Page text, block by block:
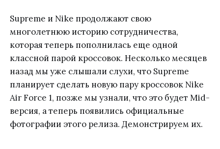
Supreme и Nike продолжают свою
многолетнюю историю сотрудничества,
которая теперь пополнилась еще одной
классной парой кроссовок. Несколько месяцев
назад мы уже слышали слухи, что Supreme
планирует сделать новую пару кроссовок Nike
Air Force 1, позже мы узнали, что это будет Mid-
версия, а теперь появились официальные
фотографии этого релиза. Демонстрируем их.